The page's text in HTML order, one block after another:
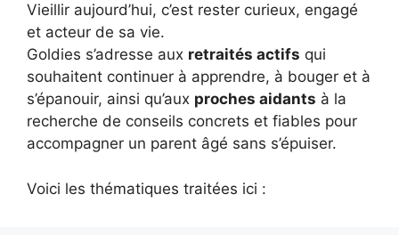
Vieillir aujourd’hui, c’est rester curieux, engagé
et acteur de sa vie.
Goldies s’adresse aux retraités actifs qui
souhaitent continuer à apprendre, à bouger et à
s’épanouir, ainsi qu’aux proches aidants à la
recherche de conseils concrets et fiables pour
accompagner un parent âgé sans s’épuiser.
Voici les thématiques traitées ici :